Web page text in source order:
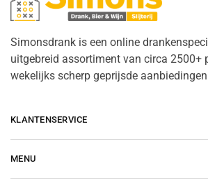
Simonsdrank is een online
uitgebreid assortiment van circa 2500+
wekelijks scherp geprijsde
KLANTENSERVICE
MENU